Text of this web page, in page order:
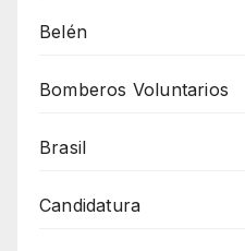
Belén
Bomberos Voluntarios
Brasil
Candidatura